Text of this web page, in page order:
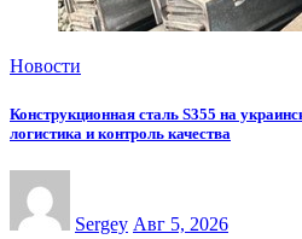
Новости
Конструкционная сталь S355 на
логистика и контроль качества
Sergey Авг 5, 2026